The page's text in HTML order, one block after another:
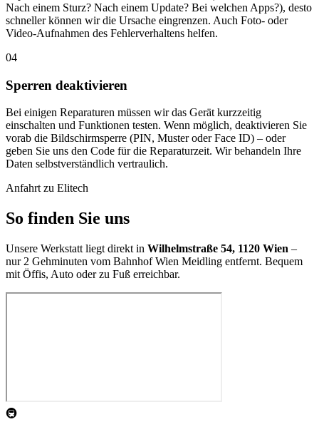
Nach einem Sturz? Nach einem Update? Bei welchen Apps?), desto
schneller können wir die Ursache eingrenzen. Auch Foto- oder
Video-Aufnahmen des Fehlerverhaltens helfen.
04
Sperren deaktivieren
Bei einigen Reparaturen müssen wir das Gerät kurzzeitig
einschalten und Funktionen testen. Wenn möglich, deaktivieren Sie
vorab die Bildschirmsperre (PIN, Muster oder Face ID) – oder
geben Sie uns den Code für die Reparaturzeit. Wir behandeln Ihre
Daten selbstverständlich vertraulich.
Anfahrt zu Elitech
So finden Sie uns
Unsere Werkstatt liegt direkt in Wilhelmstraße 54, 1120 Wien –
nur 2 Gehminuten vom Bahnhof Wien Meidling entfernt. Bequem
mit Öffis, Auto oder zu Fuß erreichbar.
🚇